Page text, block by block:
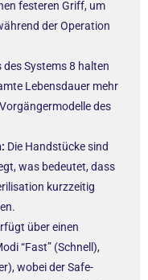
festeren Griff, um
der Operation
des Systems 8 halten
Lebensdauer mehr
des
Die Handstücke sind
was bedeutet, dass
kurzzeitig
über einen
“Fast” (Schnell),
wobei der Safe-